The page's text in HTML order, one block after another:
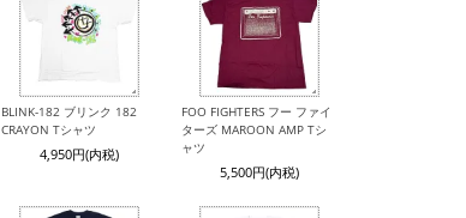
BLINK-182 ブリンク 182
CRAYON Tシャツ
4,950円(内税)
FOO FIGHTERS フー ファイ
ターズ MAROON AMP Tシ
ャツ
5,500円(内税)